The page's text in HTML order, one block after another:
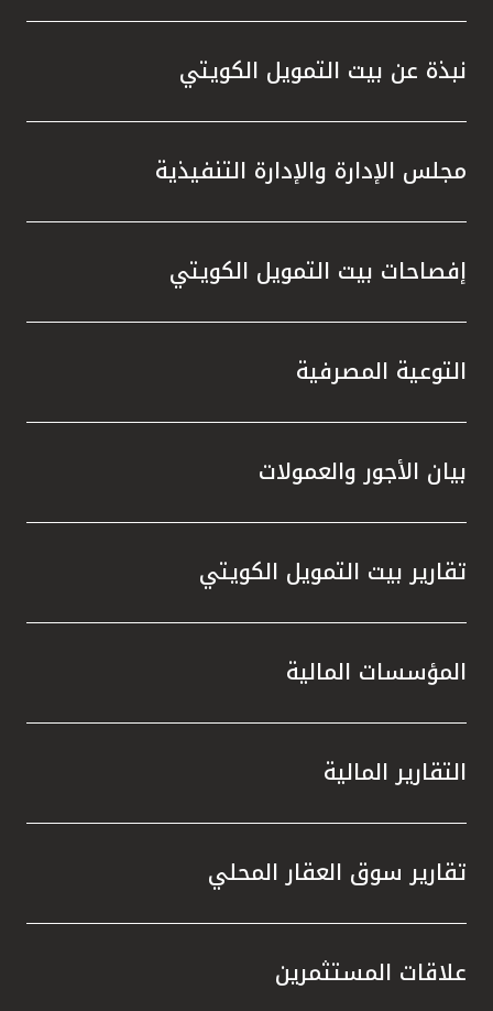
نبذة عن بيت التمويل الكويتي
مجلس الإدارة والإدارة التنفيذية
إفصاحات بيت التمويل الكويتي
التوعية المصرفية
بيان الأجور والعمولات
تقارير بيت التمويل الكويتي
المؤسسات المالية
التقارير المالية
تقارير سوق العقار المحلي
علاقات المستثمرين